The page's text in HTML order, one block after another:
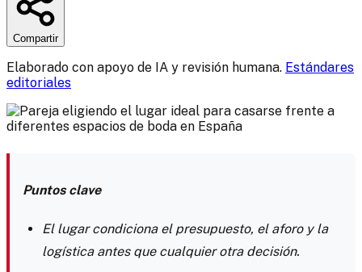
Compartir
Elaborado con apoyo de IA y revisión humana. Estándares
editoriales
Puntos clave
El lugar condiciona el presupuesto, el aforo y la
logística antes que cualquier otra decisión.